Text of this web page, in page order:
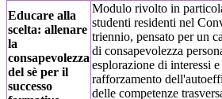
Educare alla
scelta: allenare
la
consapevolezza
del sè per il
successo
Modulo rivolto in
studenti residenti nel
triennio, pensato per un
di consapevolezza
esplorazione di interessi
rafforzamento
delle competenze